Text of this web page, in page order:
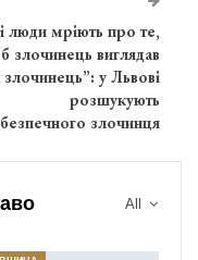
люди мріють про те,
злочинець виглядав
злочинець”: у Львові
розшукують
злочинця
All